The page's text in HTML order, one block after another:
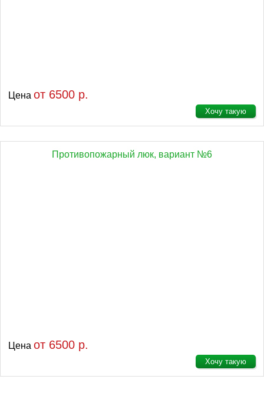
Цена от 6500 р.
Хочу такую
Противопожарный люк, вариант №6
Цена от 6500 р.
Хочу такую